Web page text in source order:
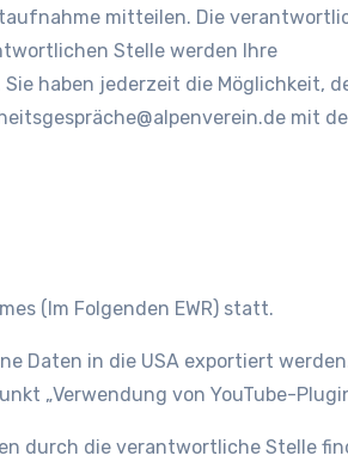
mitteilen. Die
Stelle werden Ihre
haben jederzeit die Möglichkeit,
mit
(Im Folgenden EWR) statt.
Daten in die USA exportiert
„Verwendung von YouTube-
durch die verantwortliche Stelle